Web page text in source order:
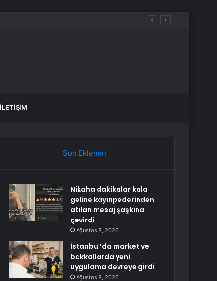
İLETIŞIM
Son Eklenen
Nikaha dakikalar kala
geline kayınpederinden
atılan mesaj şaşkına
çevirdi
Ağustos 8, 2026
İstanbul’da market ve
bakkallarda yeni
uygulama devreye girdi
Ağustos 8, 2026